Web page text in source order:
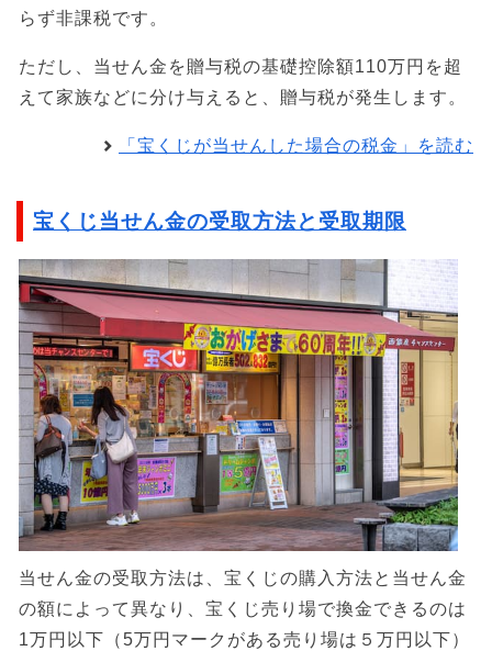
らず非課税です。
ただし、当せん金を贈与税の基礎控除額110万円を超
えて家族などに分け与えると、贈与税が発生します。
「宝くじが当せんした場合の税金」を読む
宝くじ当せん金の受取方法と受取期限
当せん金の受取方法は、宝くじの購入方法と当せん金
の額によって異なり、宝くじ売り場で換金できるのは
1万円以下（5万円マークがある売り場は５万円以下）